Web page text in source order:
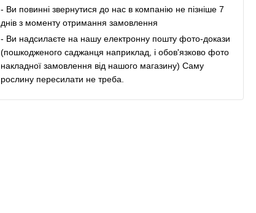
- Ви повинні звернутися до нас в компанію не пізніше 7
днів з моменту отримання замовлення
- Ви надсилаєте на нашу електронну пошту фото-докази
(пошкодженого саджанця наприклад, і обов'язково фото
накладної замовлення від нашого магазину) Саму
рослину пересилати не треба.